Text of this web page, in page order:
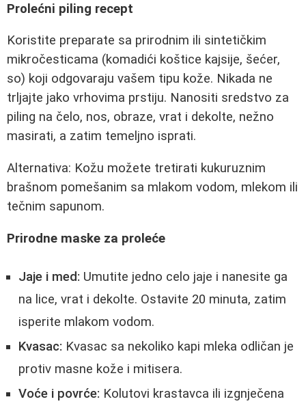
Prolećni piling recept
Koristite preparate sa prirodnim ili sintetičkim
mikročesticama (komadići koštice kajsije, šećer,
so) koji odgovaraju vašem tipu kože. Nikada ne
trljajte jako vrhovima prstiju. Nanositi sredstvo za
piling na čelo, nos, obraze, vrat i dekolte, nežno
masirati, a zatim temeljno isprati.
Alternativa: Kožu možete tretirati kukuruznim
brašnom pomešanim sa mlakom vodom, mlekom ili
tečnim sapunom.
Prirodne maske za proleće
Jaje i med: Umutite jedno celo jaje i nanesite ga
na lice, vrat i dekolte. Ostavite 20 minuta, zatim
isperite mlakom vodom.
Kvasac: Kvasac sa nekoliko kapi mleka odličan je
protiv masne kože i mitisera.
Voće i povrće: Kolutovi krastavca ili izgnječena